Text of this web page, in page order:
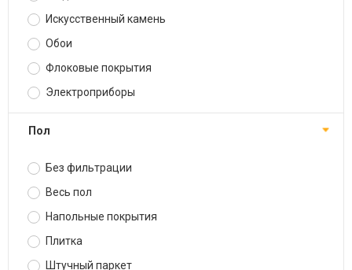
Искусственный камень
Обои
Флоковые покрытия
Электроприборы
Пол
Без фильтрации
Весь пол
Напольные покрытия
Плитка
Штучный паркет